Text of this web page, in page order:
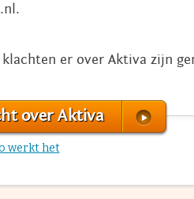
er over Aktiva zijn
over Aktiva
werkt het